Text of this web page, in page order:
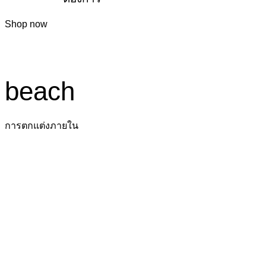
Shop now
beach
การตกแต่งภายใน